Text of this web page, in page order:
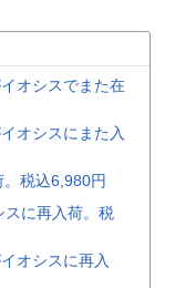
オシスでまた在
オシスにまた入
税込6,980円
スに再入荷。税
オシスに再入